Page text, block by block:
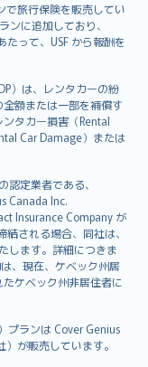
で旅行保険を販売してい
ンに追加しており、
って、USF から報酬を
）は、レンタカーの紛
額または一部を補償す
タカー損害（Rental
Car Damage）または
定業者である、
Canada Inc.
Insurance Company が
される場合、同社は、
します。詳細につきま
、現在、ケベック州居
ケベック州非居住者に
プランは Cover Genius
が販売しています。